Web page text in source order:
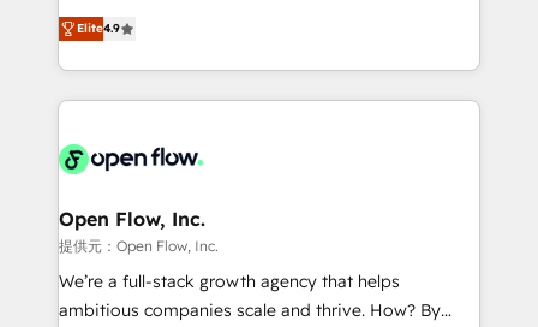
revenue automation 🏢 Real Estate: deal pipelines;
portfolio and lifecycle management 🏭
HIPAA-aware; CASL-compliant; GDPR-ready
implementations where required 💡 Why 500+
built to scale.
Toronto, London and Melbourne. As a global
HubSpot partner, we specialize in working with
sophisticated B2B companies to implement the
HubSpot CRM platform across client organizations.
industrial/manufacturing, professional services,
distribution, commercial real estate, technology,
finserv/fintech, IT managed services, transportation
& logistics, energy/solar, staffing and recruiting,
media, healthcare and government contractors. Our
Elite4.9
Open Flow, Inc.
提供元：Open Flow, Inc.
We’re a full-stack growth agency that helps
ambitious companies scale and thrive. How? By